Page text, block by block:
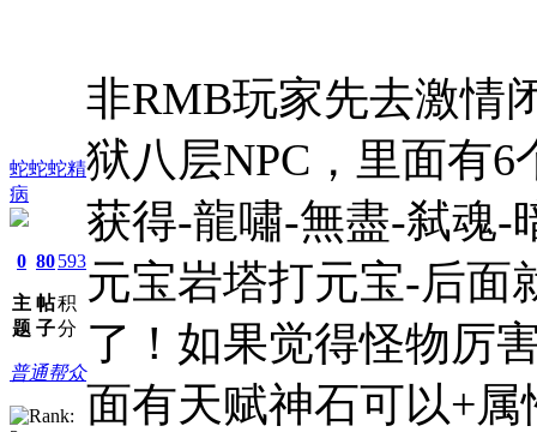
蛇蛇蛇精
病
0
主
题
80
帖
子
593
积
分
普通帮众
非RMB玩家先去激情
狱八层NPC，里面有6
获得-龍嘯-無盡-弑魂-
元宝岩塔打元宝-后面
了！如果觉得怪物厉
面有天赋神石可以+